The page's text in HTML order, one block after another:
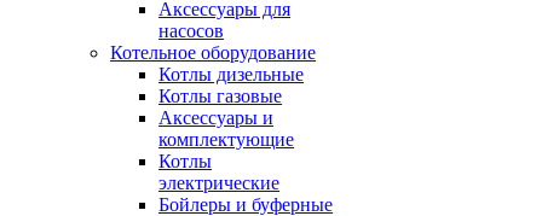
Аксессуары для
насосов
Котельное оборудование
Котлы дизельные
Котлы газовые
Аксессуары и
комплектующие
Котлы
электрические
Бойлеры и буферные